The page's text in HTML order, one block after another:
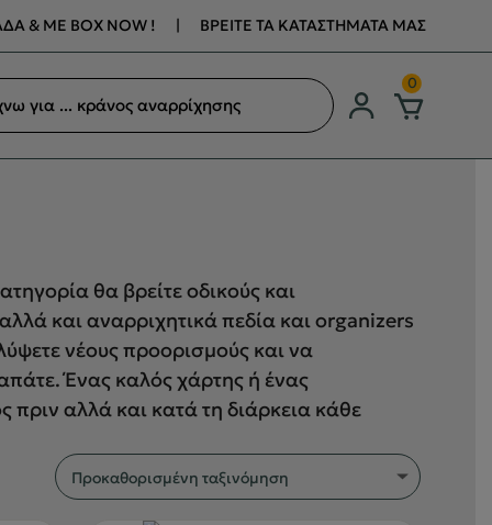
& ΜΕ BOX NOW ! | ΒΡΕΙΤΕ ΤΑ ΚΑΤΑΣΤΗΜΑΤΑ ΜΑΣ
0
θα βρείτε οδικούς και
και αναρριχητικά πεδία και organizers
νέους προορισμούς και να
Ένας καλός χάρτης ή ένας
πριν αλλά και κατά τη διάρκεια κάθε